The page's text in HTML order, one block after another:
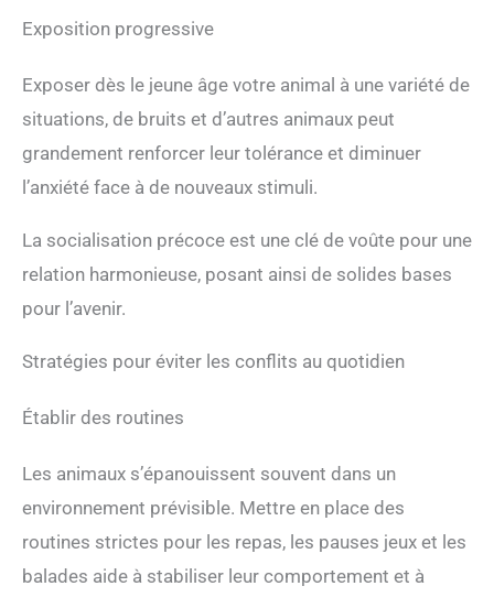
Exposition progressive
Exposer dès le jeune âge votre animal à une variété de
situations, de bruits et d’autres animaux peut
grandement renforcer leur tolérance et diminuer
l’anxiété face à de nouveaux stimuli.
La socialisation précoce est une clé de voûte pour une
relation harmonieuse, posant ainsi de solides bases
pour l’avenir.
Stratégies pour éviter les conflits au quotidien
Établir des routines
Les animaux s’épanouissent souvent dans un
environnement prévisible. Mettre en place des
routines strictes pour les repas, les pauses jeux et les
balades aide à stabiliser leur comportement et à